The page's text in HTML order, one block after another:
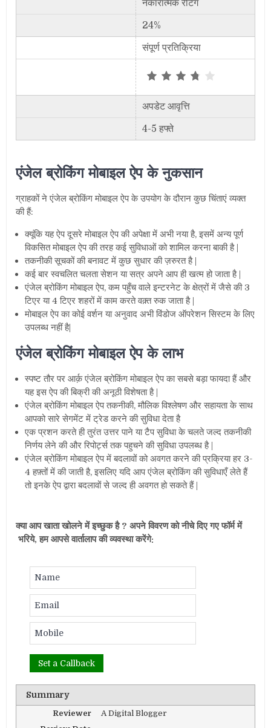
नकारात्मक रेटिंग
24%
संपूर्ण प्रतिक्रिया
अपडेट आवृत्ति
4-5 हफ्ते
एंजेल ब्रोकिंग मोबाइल ऐप के नुकसान
ग्राहकों ने एंजेल ब्रोकिंग मोबाइल ऐप के उपयोग के दौरान कुछ चिंताएं व्यक्त
की हैं:
क्यूंकि यह ऐप दूसरे मोबाइल ऐप की अपेक्षा में अभी नया है, इसमें अन्य पूर्ण
विकसित मोबाइल ऐप की तरह कई सुविधाओं को शामिल करना बाकी है |
तकनीकी सूचकों की बनावट में कुछ सुधार की ज़रुरत है |
कई बार स्वचलित चलता सेशन या सत्र अपने आप ही खत्म हो जाता है |
एंजेल ब्रोकिंग मोबाइल ऐप, कम पहुँच वाले इन्टरनेट के क्षेत्रों में जैसे की 3
टिएर या 4 टिएर शहरों में काम करते वक़्त रुक जाता है |
मोबाइल ऐप का कोई वर्शन या अनुवाद अभी विंडोज ऑपरेशन सिस्टम के लिए
उपलब्ध नहीं है|
एंजेल ब्रोकिंग मोबाइल ऐप के लाभ
स्पष्ट तौर पर आर्क़एंजेल ब्रोकिंग मोबाइल ऐप का सबसे बड़ा फायदा हैं और
यह इस ऐप की बिक्री की अनूठी विशेषता है |
एंजेल ब्रोकिंग मोबाइल ऐप तकनीकी, मौलिक विश्लेषण और सहायता के साथ
आपको सारे सेगमेंट में ट्रेड करने की सुविधा देता है
एक प्रशन करते ही तुरंत उत्तर पाने या टैप सुविधा के चलते जल्द तकनीकी
निर्णय लेने की और रिपोर्ट्स तक पहुचने की सुविधा उपलब्ध है |
एंजेल ब्रोकिंग मोबाइल ऐप में बदलावों को अवगत करने की प्रक्रिया हर 3-
4 हफ़्तों में की जाती है, इसलिए यदि आप एंजेल ब्रोकिंग की सुविधाएँ लेते हैं
तो इनके ऐप द्वारा बदलावों से जल्द ही अवगत हो सकते हैं |
क्या आप खाता खोलने में इच्छुक है ? अपने विवरण को नीचे दिए गए फॉर्म में
भरिये, हम आपसे वार्तालाप की व्यवस्था करेंगे:
Summary
Reviewer
A Digital Blogger